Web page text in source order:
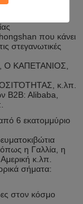
που κάνει
στεγανωτικές
Ο ΚΑΠΕΤΑΝΙΟΣ,
κ.λπ.
B2B: Alibaba,
6 εκατομμύριο
η Γαλλία, η
κ.λπ.
σήματα:
στον κόσμο